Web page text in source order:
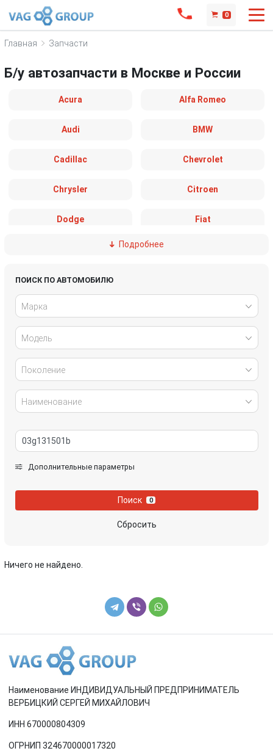
0
Главная Запчасти
Б/у автозапчасти в Москве и России
Acura Alfa Romeo
Audi BMW
Cadillac Chevrolet
Chrysler Citroen
Dodge Fiat
Honda
Kia
Land Rover
Mazda Mercedes-Benz
Nissan Opel
Toyota
Volvo
Подробнее
ПОИСК ПО АВТОМОБИЛЮ
Марка
Модель
Поколение
Наименование
Дополнительные параметры
Поиск 0
Сбросить
Ничего не найдено.
Наименование ИНДИВИДУАЛЬНЫЙ ПРЕДПРИНИМАТЕЛЬ
ВЕРБИЦКИЙ СЕРГЕЙ МИХАЙЛОВИЧ
ИНН 670000804309
ОГРНИП 324670000017320